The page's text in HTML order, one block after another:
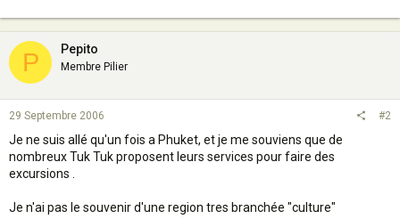
P Pepito
Membre Pilier
29 Septembre 2006 #2
Je ne suis allé qu'un fois a Phuket, et je me souviens que de
nombreux Tuk Tuk proposent leurs services pour faire des
excursions .
Je n'ai pas le souvenir d'une region tres branchée "culture"